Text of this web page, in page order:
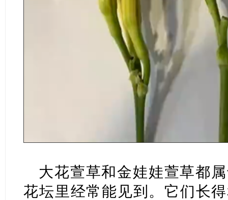
大花萱草和金娃娃萱草都
花坛里经常能见到。它们长